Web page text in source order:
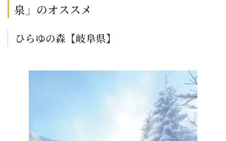
泉」のオススメ
ひらゆの森【岐阜県】